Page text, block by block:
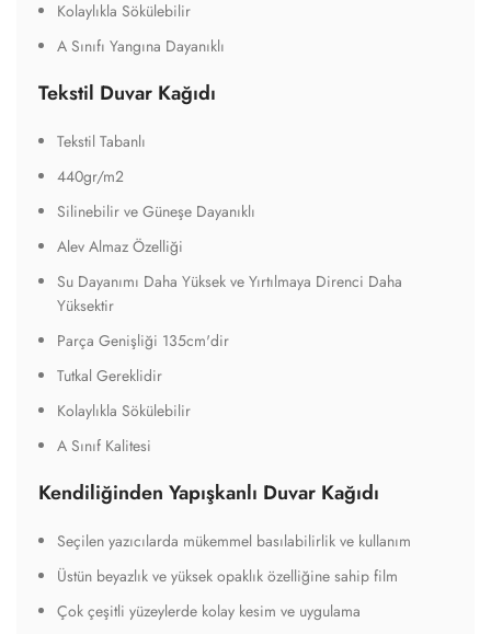
Kolaylıkla Sökülebilir
A Sınıfı Yangına Dayanıklı
Tekstil Duvar Kağıdı
Tekstil Tabanlı
440gr/m2
Silinebilir ve Güneşe Dayanıklı
Alev Almaz Özelliği
Su Dayanımı Daha Yüksek ve Yırtılmaya Direnci Daha
Yüksektir
Parça Genişliği 135cm'dir
Tutkal Gereklidir
Kolaylıkla Sökülebilir
A Sınıf Kalitesi
Kendiliğinden Yapışkanlı Duvar Kağıdı
Seçilen yazıcılarda mükemmel basılabilirlik ve kullanım
Üstün beyazlık ve yüksek opaklık özelliğine sahip film
Çok çeşitli yüzeylerde kolay kesim ve uygulama